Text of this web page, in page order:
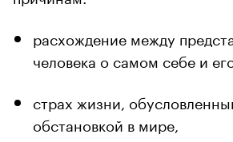
расхождение между
человека о самом себе и
страх жизни,
обстановкой в мире,